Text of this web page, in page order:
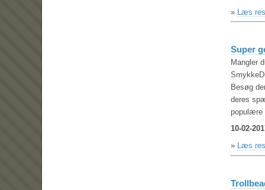
» Læs
Super
Mangler
Besøg
deres
populære
10-02-
» Læs